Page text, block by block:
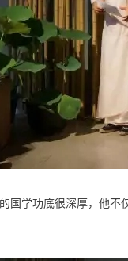
国学功底很深厚，他